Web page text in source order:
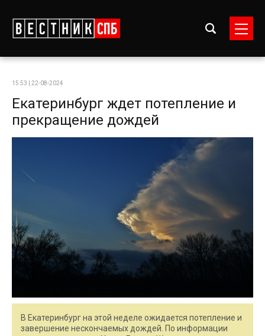
15:53 | 22-08-2024
Екатеринбург ждет потепление и
прекращение дождей
В Екатеринбург на этой неделе ожидается потепление и
завершение нескончаемых дождей. По информации